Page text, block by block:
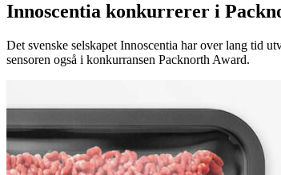
Innoscentia konkurrerer i
Det svenske selskapet Innoscentia har over lang tid
sensoren også i konkurransen Packnorth Award.